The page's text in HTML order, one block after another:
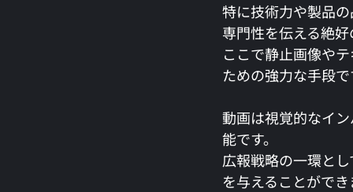
特に技術力や製品
専門性を伝える絶
ここで静止画像や
ための強力な手段で
動画は視覚的なイ
能です。
広報戦略の一環と
を与えることができ